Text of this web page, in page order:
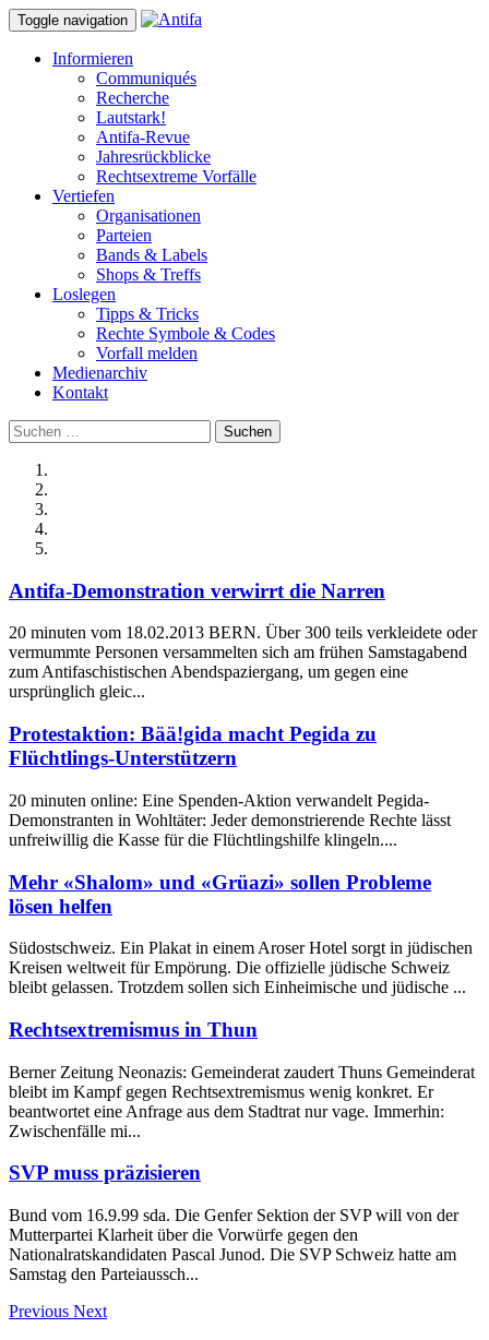
Toggle navigation
Informieren
Communiqués
Recherche
Lautstark!
Antifa-Revue
Jahresrückblicke
Rechtsextreme Vorfälle
Vertiefen
Organisationen
Parteien
Bands & Labels
Shops & Treffs
Loslegen
Tipps & Tricks
Rechte Symbole & Codes
Vorfall melden
Medienarchiv
Kontakt
Suchen
nach:
Antifa-Demonstration verwirrt die Narren
20 minuten vom 18.02.2013 BERN. Über 300 teils verkleidete oder
vermummte Personen versammelten sich am frühen Samstagabend
zum Antifaschistischen Abendspaziergang, um gegen eine
ursprünglich gleic...
Protestaktion: Bää!gida macht Pegida zu
Flüchtlings-Unterstützern
20 minuten online: Eine Spenden-Aktion verwandelt Pegida-
Demonstranten in Wohltäter: Jeder demonstrierende Rechte lässt
unfreiwillig die Kasse für die Flüchtlingshilfe klingeln....
Mehr «Shalom» und «Grüazi» sollen Probleme
lösen helfen
Südostschweiz. Ein Plakat in einem Aroser Hotel sorgt in jüdischen
Kreisen weltweit für Empörung. Die offizielle jüdische Schweiz
bleibt gelassen. Trotzdem sollen sich Einheimische und jüdische ...
Rechtsextremismus in Thun
Berner Zeitung Neonazis: Gemeinderat zaudert Thuns Gemeinderat
bleibt im Kampf gegen Rechtsextremismus wenig konkret. Er
beantwortet eine Anfrage aus dem Stadtrat nur vage. Immerhin:
Zwischenfälle mi...
SVP muss präzisieren
Bund vom 16.9.99 sda. Die Genfer Sektion der SVP will von der
Mutterpartei Klarheit über die Vorwürfe gegen den
Nationalratskandidaten Pascal Junod. Die SVP Schweiz hatte am
Samstag den Parteiaussch...
Previous Next